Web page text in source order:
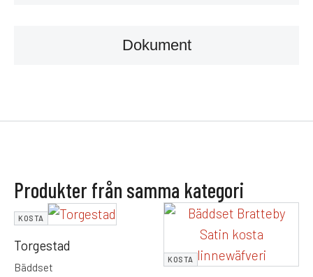
Dokument
Produkter från samma kategori
KOSTA
Torgestad
Bäddset
KOSTA